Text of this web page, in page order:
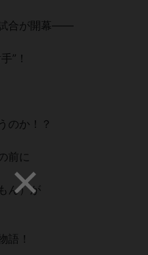
合が開幕――
”！
のか！？
に
ん）が
語！